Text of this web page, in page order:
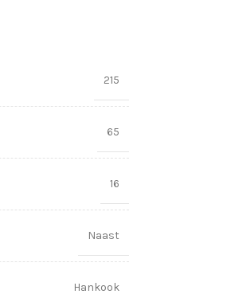
215
65
16
Naast
Hankook